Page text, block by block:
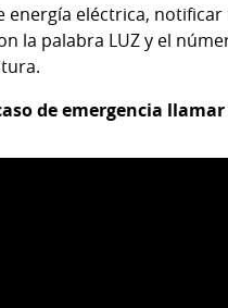
eléctrica,
la palabra LUZ y el
de emergencia llamar